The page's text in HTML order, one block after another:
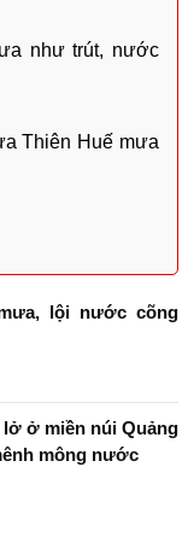
như trút, nước
Thiên Huế mưa
lội nước cõng
ở miền núi Quảng
mông nước